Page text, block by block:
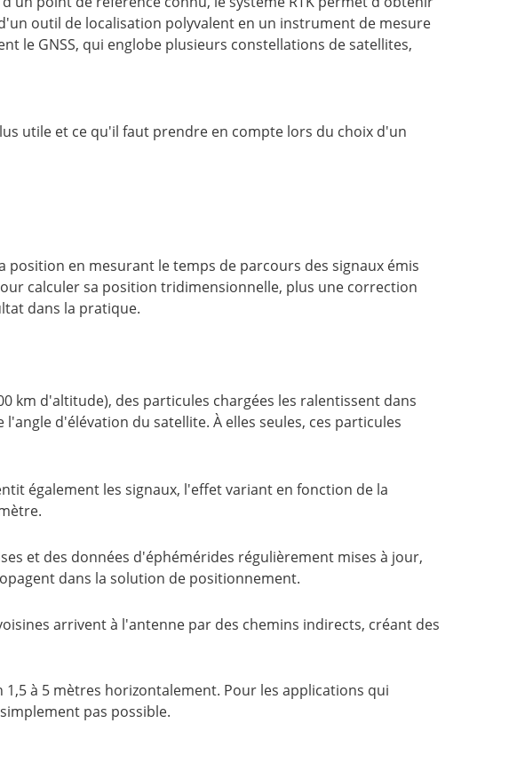
outil de localisation polyvalent en un instrument de mesure
le GNSS, qui englobe plusieurs constellations de satellites,
utile et ce qu'il faut prendre en compte lors du choix d'un
position en mesurant le temps de parcours des signaux émis
calculer sa position tridimensionnelle, plus une correction
dans la pratique.
km d'altitude), des particules chargées les ralentissent dans
d'élévation du satellite. À elles seules, ces particules
également les signaux, l'effet variant en fonction de la
et des données d'éphémérides régulièrement mises à jour,
dans la solution de positionnement.
arrivent à l'antenne par des chemins indirects, créant des
à 5 mètres horizontalement. Pour les applications qui
pas possible.